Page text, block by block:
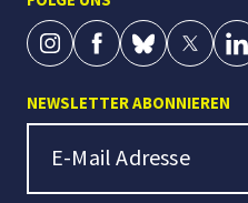
NEWSLETTER ABONNIEREN
Newsletter Signup
E-Mail Adresse